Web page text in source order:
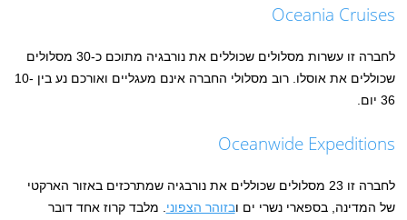
Oceania Cruises
לחברה זו עשרות מסלולים שכוללים את נורבגיה מתוכם כ-30 מסלולים
שכוללים את אוסלו. רוב מסלולי החברה אינם מעגליים ואורכם נע בין 10-
36 יום.
Oceanwide Expeditions
לחברה זו 23 מסלולים שכוללים את נורבגיה שמתרכזים באזור הארקטי
של המדינה, בספארי נשרי ים ובזוהר הצפוני . מלבד קרוז אחד דובר